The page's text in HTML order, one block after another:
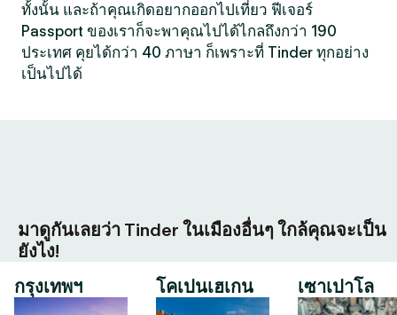
ทั้งนั้น และถ้าคุณเกิดอยากออกไปเที่ยว ฟีเจอร์
Passport ของเราก็จะพาคุณไปได้ไกลถึงกว่า 190
ประเทศ คุยได้กว่า 40 ภาษา ก็เพราะที่ Tinder ทุกอย่าง
เป็นไปได้
มาดูกันเลยว่า Tinder ในเมืองอื่นๆ ใกล้คุณจะเป็น
ยังไง!
กรุงเทพฯ
โคเปนเฮเกน เซาเปาโล